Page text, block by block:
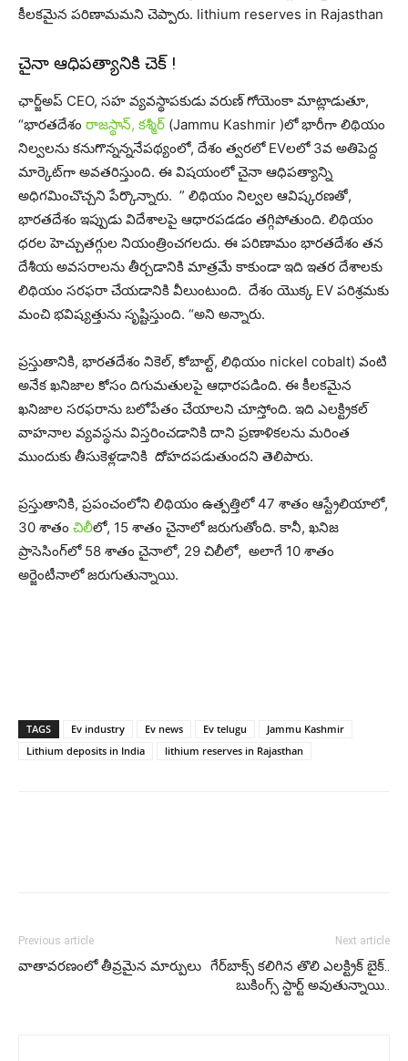
కీలకమైన పరిణామమని చెప్పారు. lithium reserves in Rajasthan
చైనా ఆధిపత్యానికి చెక్ !
ఛార్జ్అప్ CEO, సహ వ్యవస్థాపకుడు వరుణ్ గోయెంకా మాట్లాడుతూ,
“భారతదేశం రాజస్థాన్‌, కశ్మీర్ (Jammu Kashmir )లో భారీగా లిథియం
నిల్వలను కనుగొన్నన్ననేపథ్యంలో, దేశం త్వరలో EVలలో 3వ అతిపెద్ద
మార్కెట్‌గా అవతరిస్తుంది. ఈ విషయంలో చైనా ఆధిపత్యాన్ని
అధిగమించొచ్చని పేర్కొన్నారు. ” లిథియం నిల్వల ఆవిష్కరణతో,
భారతదేశం ఇప్పుడు విదేశాలపై ఆధారపడడం తగ్గిపోతుంది. లిథియం
ధరల హెచ్చుతగ్గుల నియంత్రించగలదు. ఈ పరిణామం భారతదేశం తన
దేశీయ అవసరాలను తీర్చడానికి మాత్రమే కాకుండా ఇది ఇతర దేశాలకు
లిథియం సరఫరా చేయడానికి వీలుంటుంది. దేశం యొక్క EV పరిశ్రమకు
మంచి భవిష్యత్తును సృష్టిస్తుంది. “అని అన్నారు.
ప్రస్తుతానికి, భారతదేశం నికెల్, కోబాల్ట్, లిథియం nickel cobalt) వంటి
అనేక ఖనిజాల కోసం దిగుమతులపై ఆధారపడింది. ఈ కీలకమైన
ఖనిజాల సరఫరాను బలోపేతం చేయాలని చూస్తోంది. ఇది ఎలక్ట్రికల్
వాహనాల వ్యవస్థను విస్తరించడానికి దాని ప్రణాళికలను మరింత
ముందుకు తీసుకెళ్లడానికి దోహదపడుతుందని తెలిపారు.
ప్రస్తుతానికి, ప్రపంచంలోని లిథియం ఉత్పత్తిలో 47 శాతం ఆస్ట్రేలియాలో,
30 శాతం చిలీలో, 15 శాతం చైనాలో జరుగుతోంది. కానీ, ఖనిజ
ప్రాసెసింగ్‌లో 58 శాతం చైనాలో, 29 చిలీలో, అలాగే 10 శాతం
అర్జెంటీనాలో జరుగుతున్నాయి.
TAGS Ev industry Ev news Ev telugu
Jammu Kashmir
Lithium deposits in India
lithium reserves in Rajasthan
Previous article
వాతావరణంలో తీవ్రమైన మార్పులు
Next article
గేర్‌బాక్స్‌ కలిగిన తొలి ఎలక్ట్రిక్ బైక్..
బుకింగ్స్ స్టార్ట్ అవుతున్నాయి..